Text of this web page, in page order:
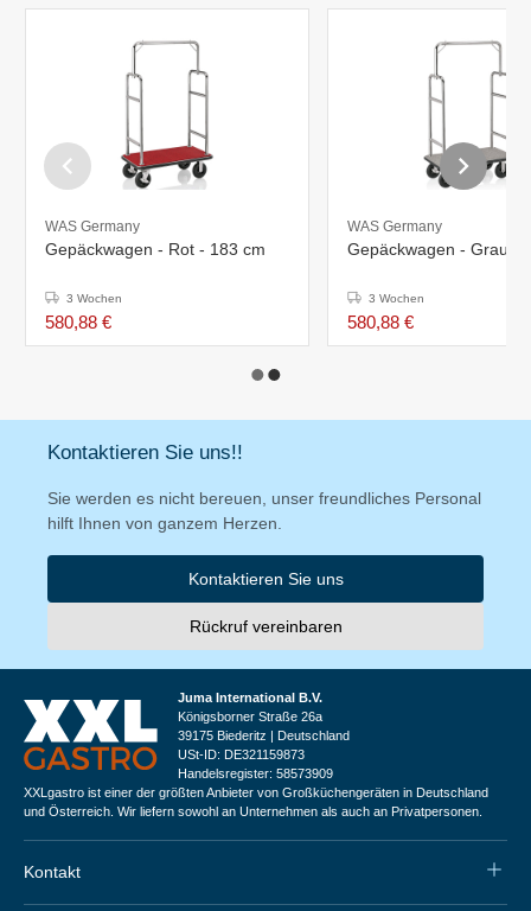
WAS Germany
Gepäckwagen - Rot - 183 cm
3 Wochen
580,88 €
WAS Germany
Gepäckwagen - Grau -
3 Wochen
580,88 €
Kontaktieren Sie uns!!
Sie werden es nicht bereuen, unser freundliches Personal
hilft Ihnen von ganzem Herzen.
Kontaktieren Sie uns
Rückruf vereinbaren
Juma International B.V.
Königsborner Straße 26a
39175 Biederitz | Deutschland
USt-ID: DE321159873
Handelsregister: 58573909
XXLgastro ist einer der größten Anbieter von Großküchengeräten in Deutschland
und Österreich. Wir liefern sowohl an Unternehmen als auch an Privatpersonen.
Kontakt